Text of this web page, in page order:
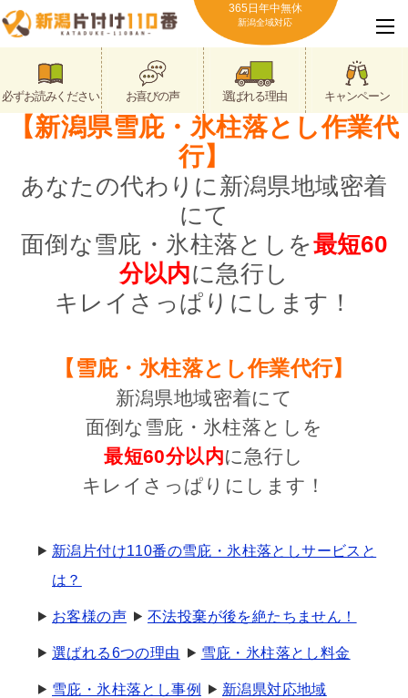
365日年中無休
新潟全域対応
必ずお読みください お喜びの声 選ばれる理由 キャンペーン
【新潟県雪庇・氷柱落とし作業代
行】
あなたの代わりに新潟県地域密着
にて
面倒な雪庇・氷柱落としを最短60
分以内に急行し
キレイさっぱりにします！
【雪庇・氷柱落とし作業代行】
新潟県地域密着にて
面倒な雪庇・氷柱落としを
最短60分以内に急行し
キレイさっぱりにします！
新潟片付け110番の雪庇・氷柱落としサービスと
は？
お客様の声 不法投棄が後を絶たちません！
選ばれる6つの理由 雪庇・氷柱落とし料金
雪庇・氷柱落とし事例 新潟県対応地域